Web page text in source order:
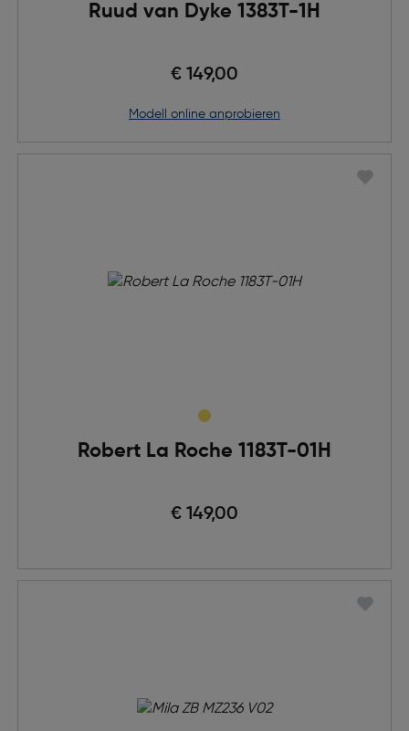
Ruud van Dyke 1383T-1H
€ 149,00
Modell online anprobieren
Robert La Roche 1183T-01H
€ 149,00